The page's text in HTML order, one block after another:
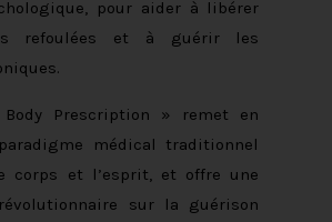
pour aider à libérer
refoulées et à guérir les
Prescription » remet en
médical traditionnel
corps et l’esprit, et offre une
sur la guérison